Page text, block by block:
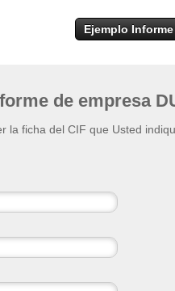
Ejemplo Informe
de empresa
la ficha del CIF que Usted